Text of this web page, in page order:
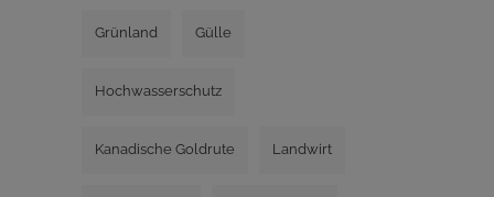
Grünland Gülle
Hochwasserschutz
Kanadische Goldrute Landwirt